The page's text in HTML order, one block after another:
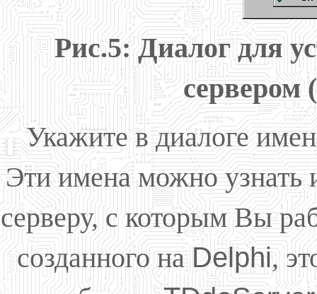
Рис.5: Диалог для
сервером (
Укажите в диалоге
Эти имена можно узнать
серверу, с которым Вы
созданного наDelphi,